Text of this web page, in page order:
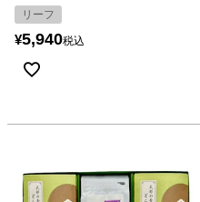
リーフ
¥5,940税込